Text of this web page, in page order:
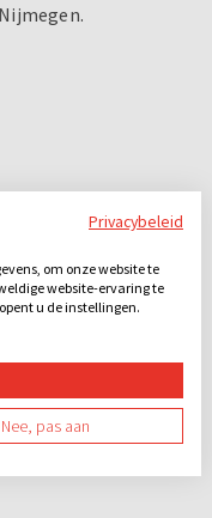
Privacybeleid
om onze website te
website-ervaring te
u de instellingen.
Nee, pas aan